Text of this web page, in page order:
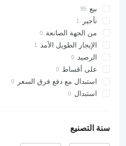
بيع
تأجير
من الجهة الصانعة
الإيجار الطويل الأمد
الرصيد
على أقساط
استبدال مع دفع فرق السعر
استبدال
سنة التصنيع